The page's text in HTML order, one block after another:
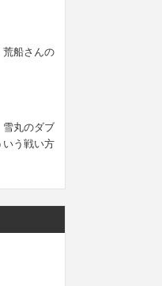
荒船さんの
雪丸のダブ
いう戦い方